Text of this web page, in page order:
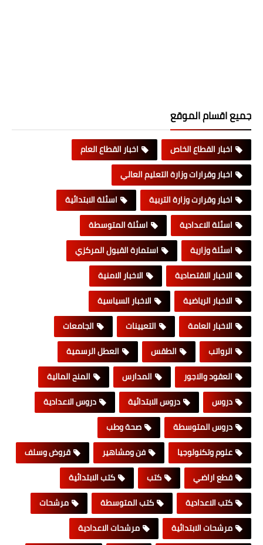
جميع اقسام الموقع
اخبار القطاع الخاص
اخبار القطاع العام
اخبار وقرارات وزارة التعليم العالي
اخبار وقرارت وزارة التربية
اسئلة الابتدائية
اسئلة الاعدادية
اسئلة المتوسطة
اسئلة وزارية
استمارة القبول المركزي
الاخبار الاقتصادية
الاخبار الامنية
الاخبار الرياضية
الاخبار السياسية
الاخبار العامة
التعيينات
الجامعات
الرواتب
الطقس
العطل الرسمية
العقود والاجور
المدارس
المنح المالية
دروس
دروس الابتدائية
دروس الاعدادية
دروس المتوسطة
صحة وطب
علوم وتكنولوجيا
فن ومشاهير
قروض وسلف
قطع اراضي
كتب
كتب الابتدائية
كتب الاعدادية
كتب المتوسطة
مرشحات
مرشحات الابتدائية
مرشحات الاعدادية